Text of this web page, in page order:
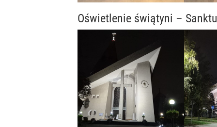
Oświetlenie świątyni –